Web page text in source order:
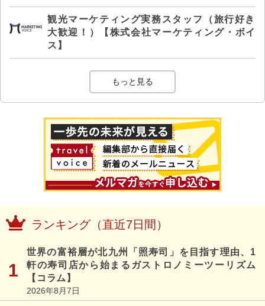
観光マーケティング実務スタッフ（旅行好き
大歓迎！）【株式会社マーケティング・ボイ
ス】
もっと見る
ランキング（直近7日間）
世界の富裕層が北九州「照寿司」を目指す理由、1
軒の寿司店から始まるガストロノミーツーリズム
【コラム】
2026年8月7日